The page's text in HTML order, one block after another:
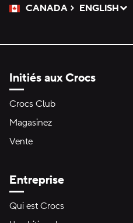
CANADA
Veuillez sélectionner une langue
ENGLISH
Sélectionné
Initiés aux Crocs
Crocs Club
Magasinez
Vente
Entreprise
Qui est Crocs